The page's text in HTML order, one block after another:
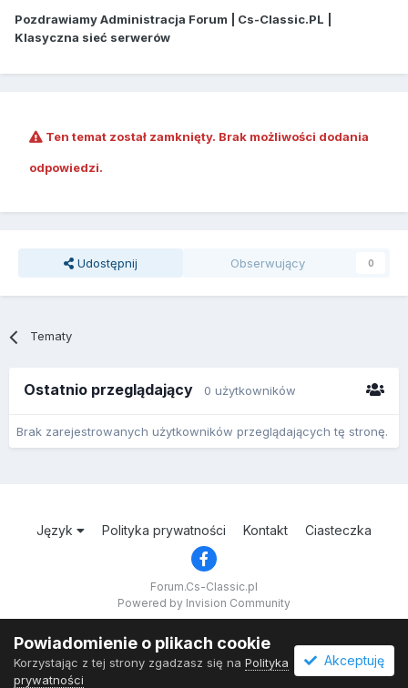
Pozdrawiamy Administracja Forum | Cs-Classic.PL |
Klasyczna sieć serwerów
Ten temat został zamknięty. Brak możliwości dodania
odpowiedzi.
Udostępnij Obserwujący 0
Tematy
Ostatnio przeglądający 0 użytkowników
Brak zarejestrowanych użytkowników przeglądających tę stronę.
Język Polityka prywatności Kontakt Ciasteczka
Forum.Cs-Classic.pl
Powered by Invision Community
Powiadomienie o plikach cookie
Korzystając z tej strony zgadzasz się na Polityka
prywatności
Akceptuję